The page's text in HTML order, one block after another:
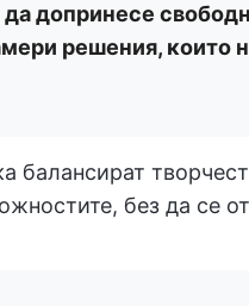
допринесе
решения, които
балансират
без да се